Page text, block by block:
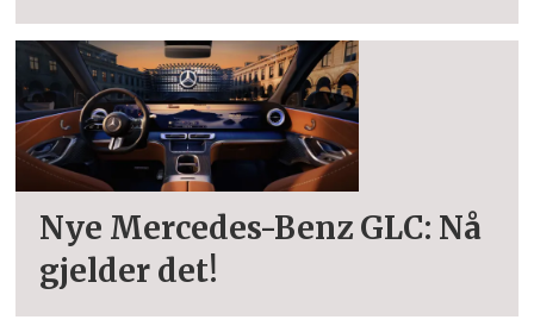
Nye Mercedes-Benz GLC: Nå
gjelder det!